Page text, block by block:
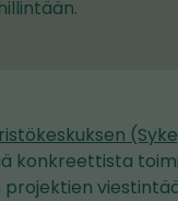
konkreettista